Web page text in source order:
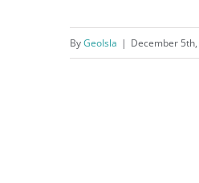
Calle San
ByGeoIsla | December